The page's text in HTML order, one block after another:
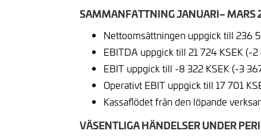
SAMMANFATTNING JANUARI– MARS
Nettoomsättningen uppgick till 236
EBITDA uppgick till 21 724 KSEK (-2
EBIT uppgick till -8 322 KSEK (-3
Operativt EBIT uppgick till 17 701
Kassaflödet från den löpande
VÄSENTLIGA HÄNDELSER UNDER